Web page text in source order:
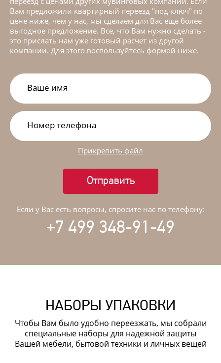
Вам предложили квартирный переезд "под ключ" по
цене ниже, чем у нас, мы сделаем для Вас еще более
выгодное предложение. Все, что Вам нужно сделать -
это прислать нам уже готовый расчет из другой
компании. Для этого воспользуйтесь формой ниже.
Прикрепить файл
Отправить
Если у Вас есть вопросы, спросите нас по телефону:
+7 499 348-91-49
НАБОРЫ УПАКОВКИ
Чтобы Вам было удобно переезжать, мы собрали
специальные наборы для надежной защиты
Вашей мебели, бытовой техники и личных вещей